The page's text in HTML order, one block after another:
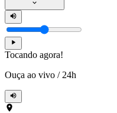
Tocando agora!
Ouça ao vivo / 24h